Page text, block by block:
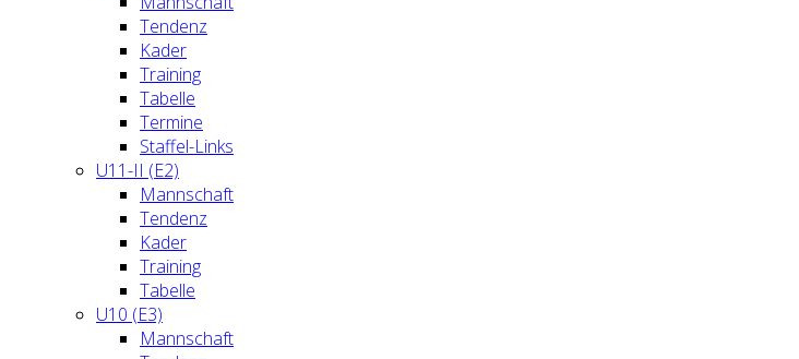
Tendenz
Kader
Training
Tabelle
Termine
Staffel-Links
U11-II (E2)
Mannschaft
Tendenz
Kader
Training
Tabelle
U10 (E3)
Mannschaft